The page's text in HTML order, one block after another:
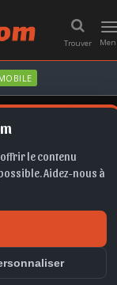
le contenu
Aidez-nous à
Trouver